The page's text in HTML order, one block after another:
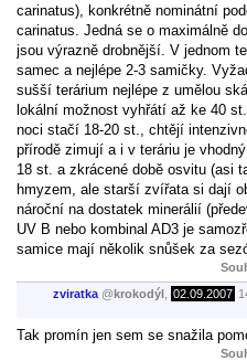
carinatus), konkrétně nominátní
carinatus. Jedná se o maximálně
jsou výrazně drobnější. V jednom
samec a nejlépe 2-3 samičky.
sušší terárium nejlépe z umělou
lokální možnost vyhřátí až ke 40
noci stačí 18-20 st., chtějí
přírodě zimují a i v teráriu je
18 st. a zkrácené době osvitu (asi
hmyzem, ale starší zvířata si dají
nároční na dostatek minerálií
UV B nebo kombinal AD3 je
samice mají několik snůšek za
zviratka @krokodýl 02.09.2007
Tak promín jen sem se snažila